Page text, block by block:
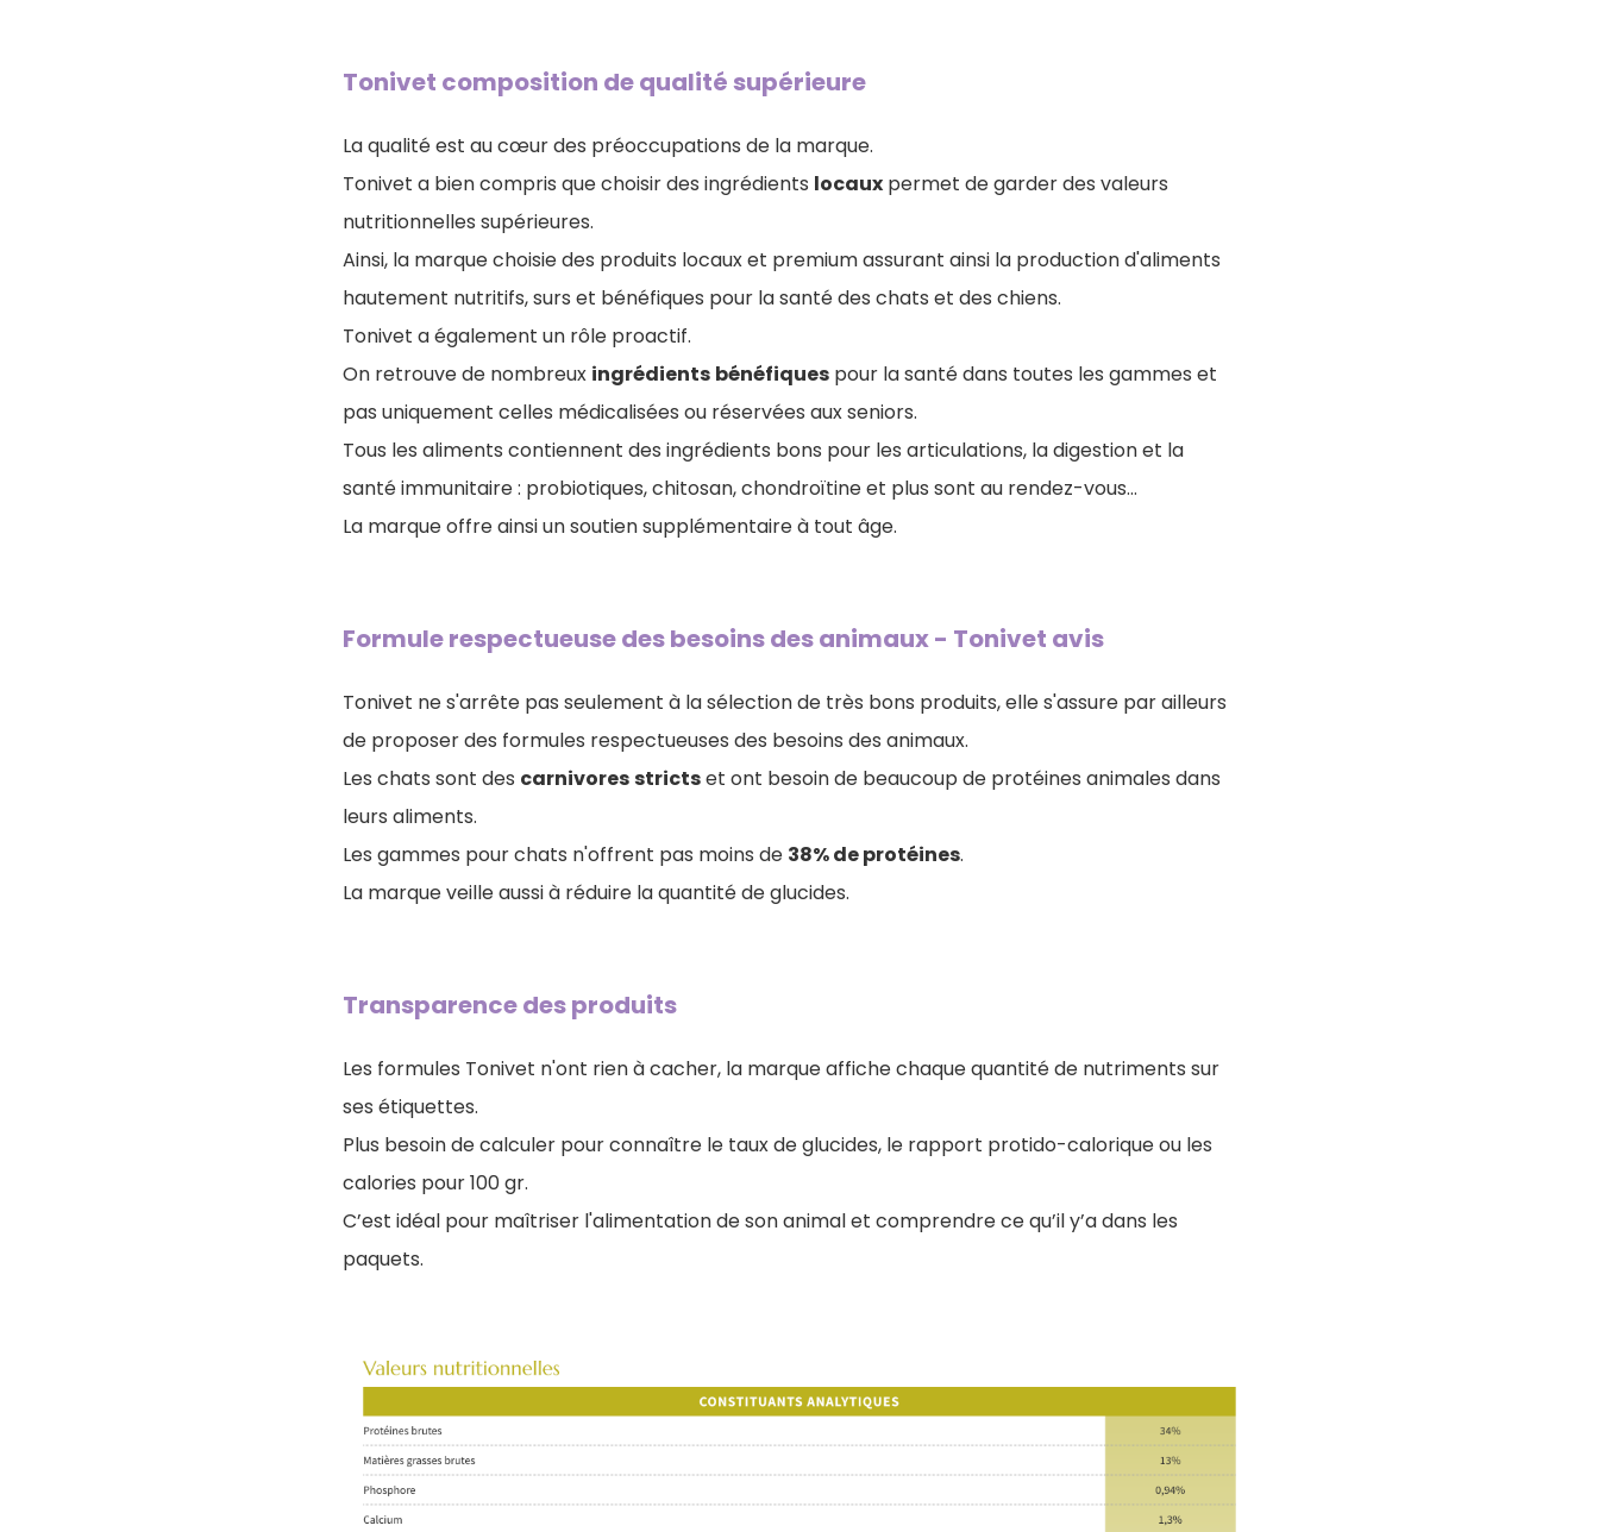
Tonivet composition de qualité supérieure
La qualité est au cœur des préoccupations de la marque.
Tonivet a bien compris que choisir des ingrédients locaux permet de garder des valeurs
nutritionnelles supérieures.
Ainsi, la marque choisie des produits locaux et premium assurant ainsi la production d'aliments
hautement nutritifs, surs et bénéfiques pour la santé des chats et des chiens.
Tonivet a également un rôle proactif.
On retrouve de nombreux ingrédients bénéfiques pour la santé dans toutes les gammes et
pas uniquement celles médicalisées ou réservées aux seniors.
Tous les aliments contiennent des ingrédients bons pour les articulations, la digestion et la
santé immunitaire : probiotiques, chitosan, chondroïtine et plus sont au rendez-vous…
La marque offre ainsi un soutien supplémentaire à tout âge.
Formule respectueuse des besoins des animaux - Tonivet avis
Tonivet ne s'arrête pas seulement à la sélection de très bons produits, elle s'assure par ailleurs
de proposer des formules respectueuses des besoins des animaux.
Les chats sont des carnivoresstrictset ont besoin de beaucoup de protéines animales dans
leurs aliments.
Les gammes pour chats n'offrent pas moins de 38% de protéines.
La marque veille aussi à réduire la quantité de glucides.
Transparence des produits
Les formules Tonivet n'ont rien à cacher, la marque affiche chaque quantité de nutriments sur
ses étiquettes.
Plus besoin de calculer pour connaître le taux de glucides, le rapport protido-calorique ou les
calories pour 100 gr.
C’est idéal pour maîtriser l'alimentation de son animal et comprendre ce qu’il y’a dans les
paquets.